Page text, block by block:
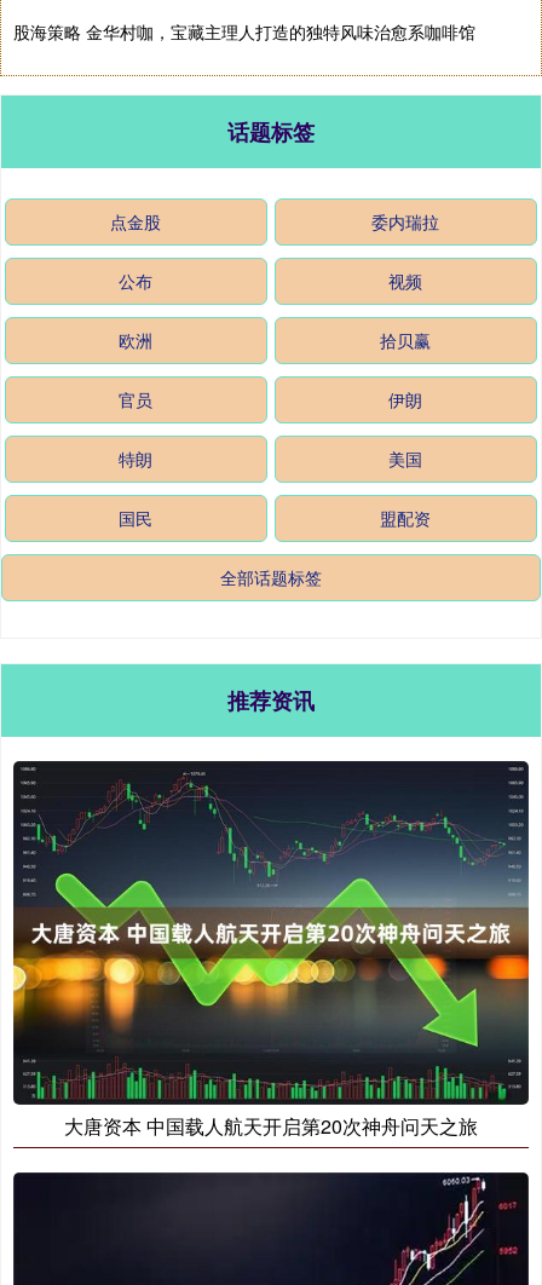
股海策略 金华村咖，宝藏主理人打造的独特风味治愈系咖啡馆
话题标签
点金股 委内瑞拉
公布 视频
欧洲 拾贝赢
官员 伊朗
特朗 美国
国民 盟配资
全部话题标签
推荐资讯
大唐资本 中国载人航天开启第20次神舟问天之旅